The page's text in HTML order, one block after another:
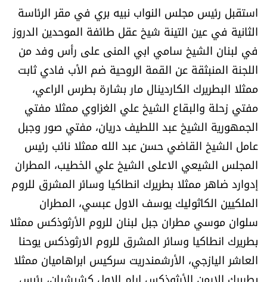
كتّابنا
تحت المجهر
آراء
اقتصاد
العالم
الصحافة الإسرائيلية
ثقافة وفنون
فصل من كتاب
استقبل رئيس مجلس النواب نبيه بري في مقر الرئاسة
الثانية في عين التينة شيخ عقل طائفة الموحدين الدروز
في لبنان الشيخ سامي ابي المنى على رأس وفد من
اللجنة المنبثقة عن القمة الروحية ضم الأب فادي ثابت
ممثلا البطريرك الكاردينال مار بشارة بطرس الراعي،
مفتي زحلة والبقاع الشيخ علي الغزاوي ممثلا مفتي
الجمهورية الشيخ عبد اللطيف دريان، مفتي صور وجبل
عامل الشيخ القاضي حسن عبد الله ممثلا نائب رئيس
المجلس الشيعي الاعلى الشيخ علي الخطيب، المطران
إدوارد ضاهر ممثلا بطريرك انطاكيا وسائر المشرق للروم
الملكيين الكاثوليك يوسف الاول عبسي، المطران
سلوان موسي مطران جبل لبنان للروم الأرثوذكس ممثلا
بطريرك انطاكيا وسائر المشرق للروم الارثوذكس يوحنا
العاشر اليازجي، الأرشمندريت سركيس ابراهاميان ممثلا